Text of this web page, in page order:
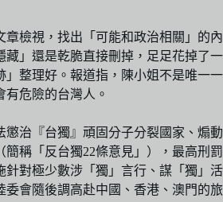
章檢視，找出「可能和政治相關」的內
藏」還是乾脆直接刪掉，足足花掉了一
」整理好。報道指，陳小姐不是唯一一
危險的台灣人。
懲治『台獨』頑固分子分裂國家、煽動
簡稱「反台獨22條意見」），最高刑罰
針對極少數涉「獨」言行、謀「獨」活
委會隨後調高赴中國、香港、澳門的旅